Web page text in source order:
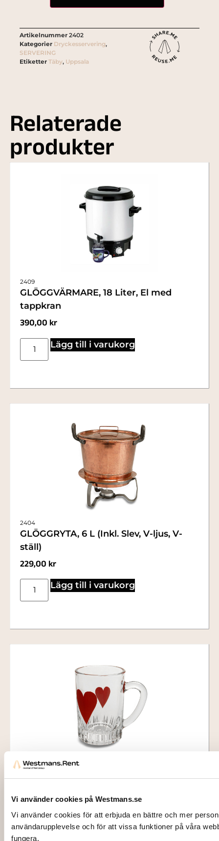
Vi använder cookies på Westmans.se
Vi använder cookies för att erbjuda en bättre och mer
användarupplevelse och för att vissa funktioner på våra
fungera.
Artikelnummer 2402
Kategorier Dryckesservering,
SERVERING
Etiketter Täby, Uppsala
Relaterade
produkter
2409
GLÖGGVÄRMARE, 18 Liter, El med
tappkran
390,00 kr
Lägg till i varukorg
2404
GLÖGGRYTA, 6 L (Inkl. Slev, V-ljus, V-
ställ)
229,00 kr
Lägg till i varukorg
2025
4,00kr
Lägg till i varukorg